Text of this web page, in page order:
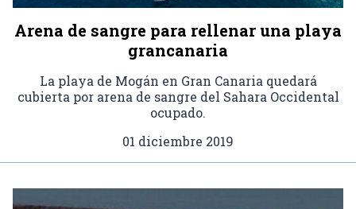
Arena de sangre para rellenar una playa
grancanaria
La playa de Mogán en Gran Canaria quedará
cubierta por arena de sangre del Sahara Occidental
ocupado.
01 diciembre 2019